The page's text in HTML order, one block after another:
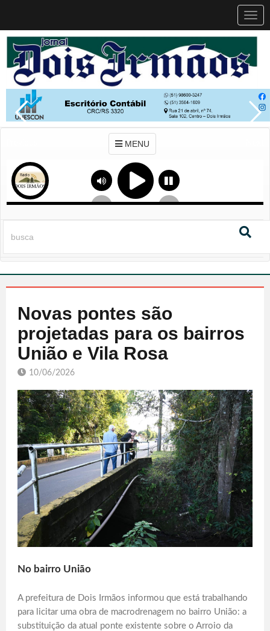
MENU
Novas pontes são
projetadas para os bairros
União e Vila Rosa
10/06/2026
No bairro União
A prefeitura de Dois Irmãos informou que está trabalhando
para licitar uma obra de macrodrenagem no bairro União: a
substituição da atual ponte existente sobre o Arroio da